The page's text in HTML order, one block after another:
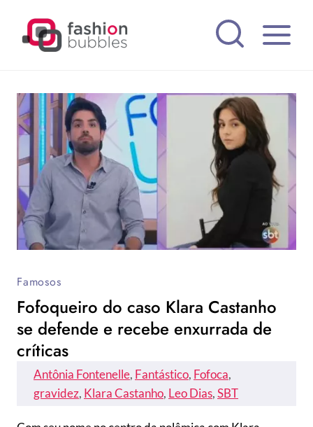
Famosos
Fofoqueiro do caso Klara Castanho
se defende e recebe enxurrada de
críticas
Antônia Fontenelle, Fantástico, Fofoca
gravidez, Klara Castanho, Leo Dias, SBT